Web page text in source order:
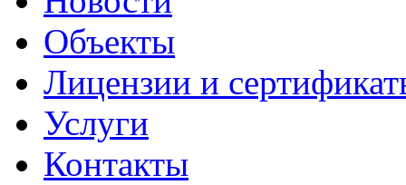
Объекты
Лицензии и
Услуги
Контакты